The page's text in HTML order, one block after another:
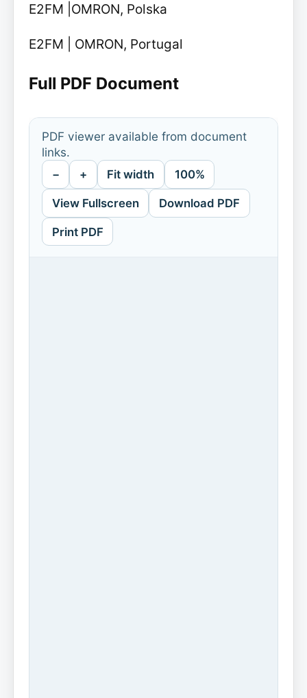
E2FM |OMRON, Polska
E2FM | OMRON, Portugal
Full PDF Document
PDF viewer available from document
links.
− + Fit width 100%
View Fullscreen Download PDF
Print PDF